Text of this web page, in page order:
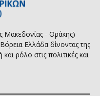
Μακεδονίας - Θράκης)
Ελλάδα δίνοντας της
ρόλο στις πολιτικές και